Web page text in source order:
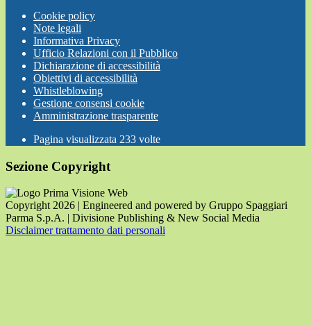
Cookie policy
Note legali
Informativa Privacy
Ufficio Relazioni con il Pubblico
Dichiarazione di accessibilità
Obiettivi di accessibilità
Whistleblowing
Gestione consensi cookie
Amministrazione trasparente
Pagina visualizzata 233 volte
Sezione Copyright
Copyright 2026 | Engineered and powered by Gruppo Spaggiari
Parma S.p.A. | Divisione Publishing & New Social Media
Disclaimer trattamento dati personali